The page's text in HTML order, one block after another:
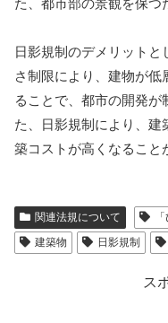
日影規制のデメリット
さ制限により、建物が
ることで、都市の開発が
た、日影規制により、建
築コストが高くなること
関連法規について
建築物
日影規制
ス